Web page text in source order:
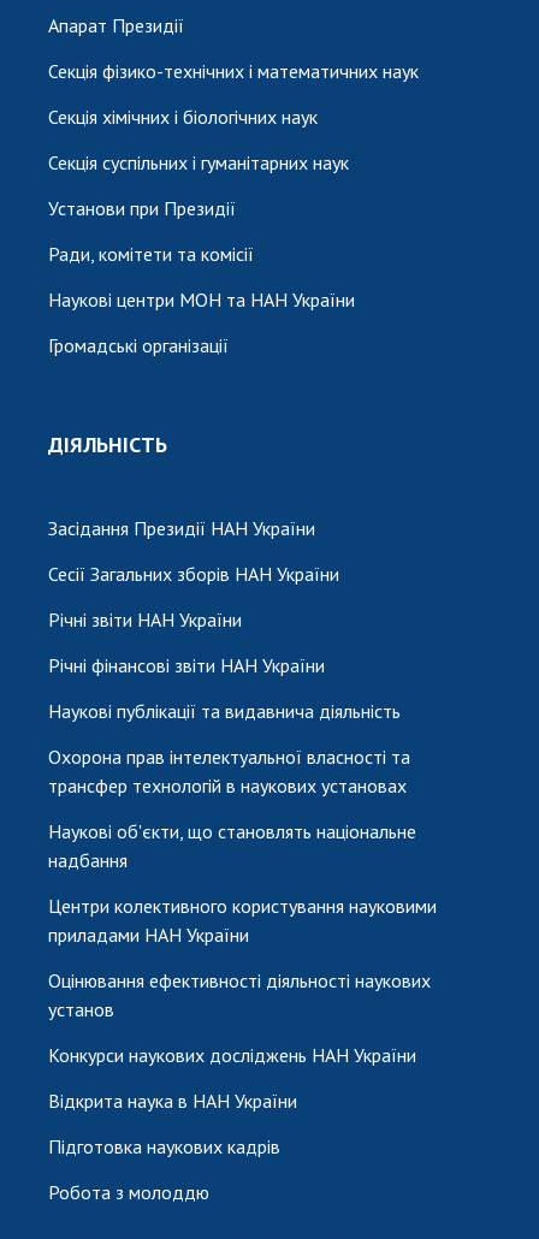
Апарат Президії
Секція фізико-технічних і математичних наук
Секція хімічних і біологічних наук
Секція суспільних і гуманітарних наук
Установи при Президії
Ради, комітети та комісії
Наукові центри МОН та НАН України
Громадські організації
ДІЯЛЬНІСТЬ
Засідання Президії НАН України
Сесії Загальних зборів НАН України
Річні звіти НАН України
Річні фінансові звіти НАН України
Наукові публікації та видавнича діяльність
Охорона прав інтелектуальної власності та
трансфер технологій в наукових установах
Наукові об'єкти, що становлять національне
надбання
Центри колективного користування науковими
приладами НАН України
Оцінювання ефективності діяльності наукових
установ
Конкурси наукових досліджень НАН України
Відкрита наука в НАН України
Підготовка наукових кадрів
Робота з молоддю